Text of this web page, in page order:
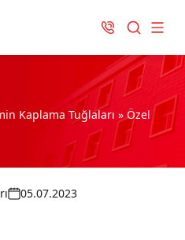
Kaplama Tuğlaları »Özel
05.07.2023